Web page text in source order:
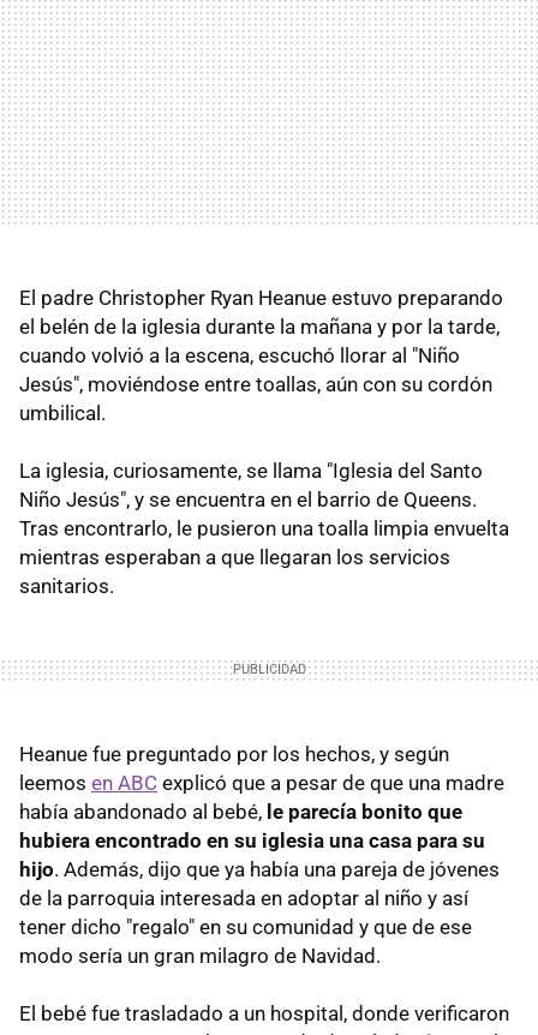
El padre Christopher Ryan Heanue estuvo preparando
el belén de la iglesia durante la mañana y por la tarde,
cuando volvió a la escena, escuchó llorar al "Niño
Jesús", moviéndose entre toallas, aún con su cordón
umbilical.
La iglesia, curiosamente, se llama "Iglesia del Santo
Niño Jesús", y se encuentra en el barrio de Queens.
Tras encontrarlo, le pusieron una toalla limpia envuelta
mientras esperaban a que llegaran los servicios
sanitarios.
Heanue fue preguntado por los hechos, y según
leemos en ABC explicó que a pesar de que una madre
había abandonado al bebé, le parecía bonito que
hubiera encontrado en su iglesia una casa para su
hijo. Además, dijo que ya había una pareja de jóvenes
de la parroquia interesada en adoptar al niño y así
tener dicho "regalo" en su comunidad y que de ese
modo sería un gran milagro de Navidad.
El bebé fue trasladado a un hospital, donde verificaron